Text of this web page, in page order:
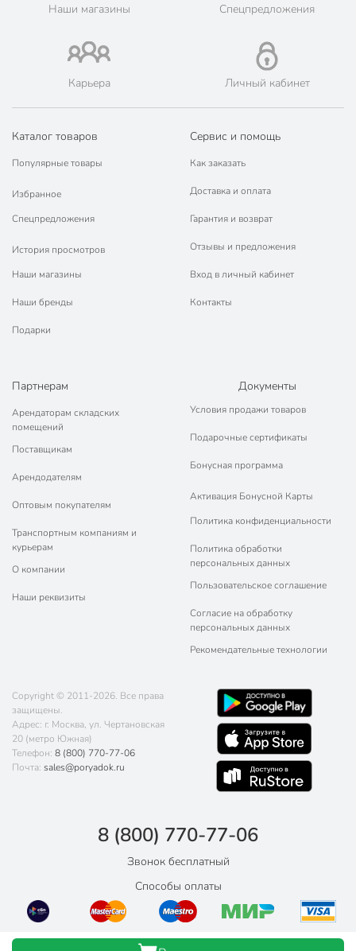
Артикул производителя
881-225
Fusion
Вес в упаковке
95 г
Наши магазины Спецпредложения
Карьера Личный кабинет
Каталог товаров
Популярные товары
Избранное
Спецпредложения
История просмотров
Наши магазины
Наши бренды
Подарки
Сервис и помощь
Как заказать
Доставка и оплата
Гарантия и возврат
Отзывы и предложения
Вход в личный кабинет
Контакты
Партнерам
Арендаторам складских
помещений
Поставщикам
Арендодателям
Оптовым покупателям
Транспортным компаниям и
курьерам
О компании
Наши реквизиты
Документы
Условия продажи товаров
Подарочные сертификаты
Бонусная программа
Активация Бонусной Карты
Политика конфиденциальности
Политика обработки
персональных данных
Пользовательское соглашение
Согласие на обработку
персональных данных
Рекомендательные технологии
Copyright © 2011-2026. Все права
защищены.
Адрес: г. Москва, ул. Чертановская
20 (метро Южная)
Телефон: 8 (800) 770-77-06
Почта: sales@poryadok.ru
8 (800) 770-77-06
Звонок бесплатный
Способы оплаты